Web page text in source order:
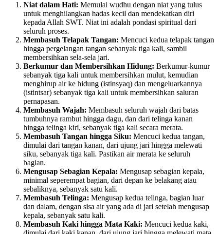
Niat dalam Hati: Memulai wudhu dengan niat yang tulus
untuk menghilangkan hadas kecil dan mendekatkan diri
kepada Allah SWT. Niat ini adalah pondasi spiritual dari
seluruh proses.
Membasuh Telapak Tangan: Mencuci kedua telapak tangan
hingga pergelangan tangan sebanyak tiga kali, sambil
membersihkan sela-sela jari.
Berkumur dan Membersihkan Hidung: Berkumur-kumur
sebanyak tiga kali untuk membersihkan mulut, kemudian
menghirup air ke hidung (istinsyaq) dan mengeluarkannya
(istintsar) sebanyak tiga kali untuk membersihkan saluran
pernapasan.
Membasuh Wajah: Membasuh seluruh wajah dari batas
tumbuhnya rambut hingga dagu, dan dari telinga kanan
hingga telinga kiri, sebanyak tiga kali secara merata.
Membasuh Tangan hingga Siku: Mencuci kedua tangan,
dimulai dari tangan kanan, dari ujung jari hingga melewati
siku, sebanyak tiga kali. Pastikan air merata ke seluruh
bagian.
Mengusap Sebagian Kepala: Mengusap sebagian kepala,
minimal seperempat bagian, dari depan ke belakang atau
sebaliknya, sebanyak satu kali.
Membasuh Telinga: Mengusap kedua telinga, bagian luar
dan dalam, dengan sisa air yang ada di jari setelah mengusap
kepala, sebanyak satu kali.
Membasuh Kaki hingga Mata Kaki: Mencuci kedua kaki,